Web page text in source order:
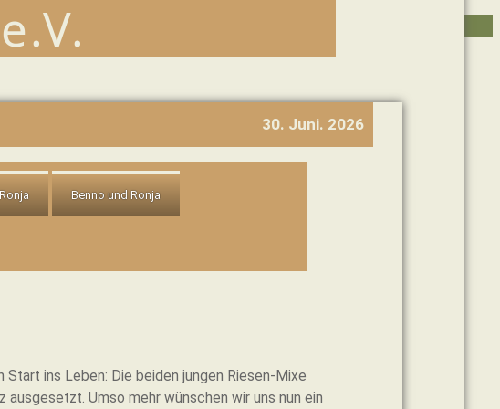
IHRE HILFE
e.V.
30. Juni. 2026
Benno und Ronja
Start ins Leben: Die beiden jungen Riesen-Mixe
Umso mehr wünschen wir uns nun ein